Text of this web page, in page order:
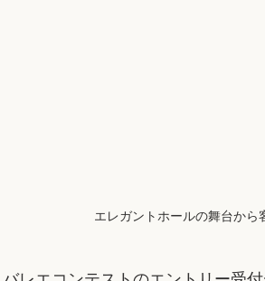
エレガントホールの舞台から